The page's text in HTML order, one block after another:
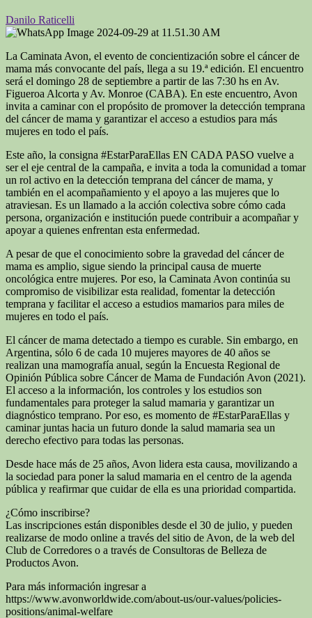
Danilo Raticelli
La Caminata Avon, el evento de concientización sobre el cáncer de
mama más convocante del país, llega a su 19.ª edición. El encuentro
será el domingo 28 de septiembre a partir de las 7:30 hs en Av.
Figueroa Alcorta y Av. Monroe (CABA). En este encuentro, Avon
invita a caminar con el propósito de promover la detección temprana
del cáncer de mama y garantizar el acceso a estudios para más
mujeres en todo el país.
Este año, la consigna #EstarParaEllas EN CADA PASO vuelve a
ser el eje central de la campaña, e invita a toda la comunidad a tomar
un rol activo en la detección temprana del cáncer de mama, y
también en el acompañamiento y el apoyo a las mujeres que lo
atraviesan. Es un llamado a la acción colectiva sobre cómo cada
persona, organización e institución puede contribuir a acompañar y
apoyar a quienes enfrentan esta enfermedad.
A pesar de que el conocimiento sobre la gravedad del cáncer de
mama es amplio, sigue siendo la principal causa de muerte
oncológica entre mujeres. Por eso, la Caminata Avon continúa su
compromiso de visibilizar esta realidad, fomentar la detección
temprana y facilitar el acceso a estudios mamarios para miles de
mujeres en todo el país.
El cáncer de mama detectado a tiempo es curable. Sin embargo, en
Argentina, sólo 6 de cada 10 mujeres mayores de 40 años se
realizan una mamografía anual, según la Encuesta Regional de
Opinión Pública sobre Cáncer de Mama de Fundación Avon (2021).
El acceso a la información, los controles y los estudios son
fundamentales para proteger la salud mamaria y garantizar un
diagnóstico temprano. Por eso, es momento de #EstarParaEllas y
caminar juntas hacia un futuro donde la salud mamaria sea un
derecho efectivo para todas las personas.
Desde hace más de 25 años, Avon lidera esta causa, movilizando a
la sociedad para poner la salud mamaria en el centro de la agenda
pública y reafirmar que cuidar de ella es una prioridad compartida.
¿Cómo inscribirse?
Las inscripciones están disponibles desde el 30 de julio, y pueden
realizarse de modo online a través del sitio de Avon, de la web del
Club de Corredores o a través de Consultoras de Belleza de
Productos Avon.
Para más información ingresar a
https://www.avonworldwide.com/about-us/our-values/policies-
positions/animal-welfare